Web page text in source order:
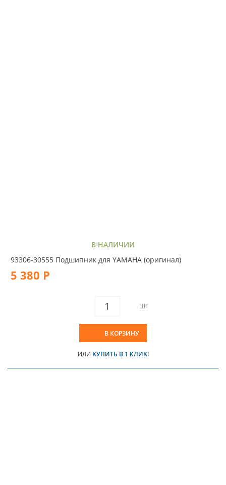
В НАЛИЧИИ
93306-30555 Подшипник для YAMAHA (оригинал)
5 380 Р
ШТ
В КОРЗИНУ
ИЛИ КУПИТЬ В 1 КЛИК!